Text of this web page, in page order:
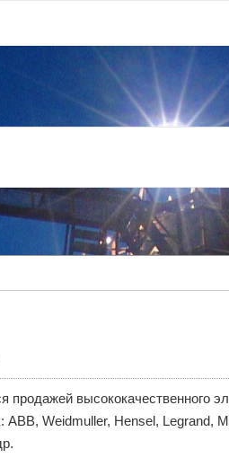
высококачественного
ABB, Weidmuller, Hensel, Legrand,